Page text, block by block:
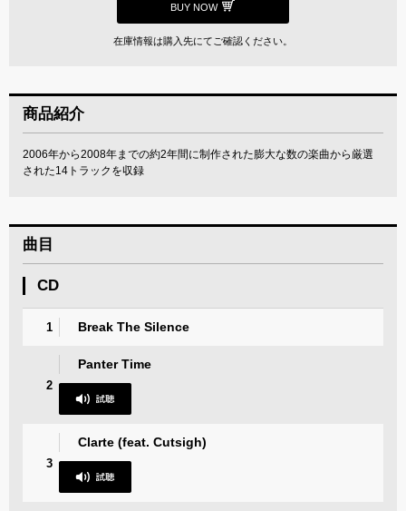
BUY NOW
在庫情報は購入先にてご確認ください。
商品紹介
2006年から2008年までの約2年間に制作された膨大な数の楽曲から厳選
された14トラックを収録
曲目
CD
1 Break The Silence
2
Panter Time
3
Clarte (feat. Cutsigh)